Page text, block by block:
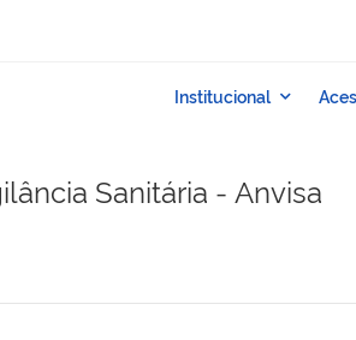
Sanitária - Anvisa